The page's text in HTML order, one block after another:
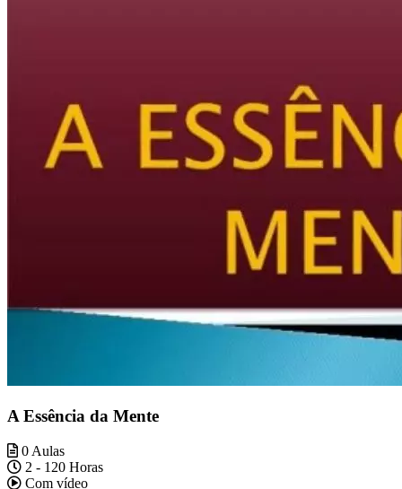
A Essência da Mente
0 Aulas
2 - 120 Horas
Com vídeo